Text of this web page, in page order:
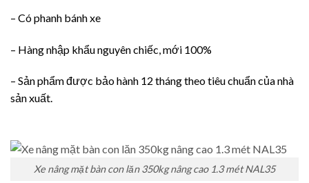
– Có phanh bánh xe
– Hàng nhập khẩu nguyên chiếc, mới 100%
– Sản phẩm được bảo hành 12 tháng theo tiêu chuẩn của nhà
sản xuất.
Xe nâng mặt bàn con lăn 350kg nâng cao 1.3 mét NAL35